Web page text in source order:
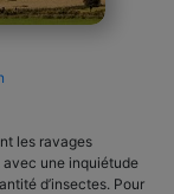
les ravages
une inquiétude
d’insectes. Pour